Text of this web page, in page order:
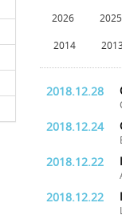
2026 2025
2014 2013
2018.12.28
2018.12.24
2018.12.22
2018.12.22